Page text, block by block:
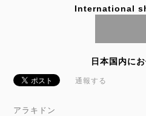
International
日本国内に
通報する
アラキドン